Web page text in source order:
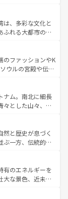
ンミュージッ
ハワイの魅力を彩
が待っているハ
（エアーズロッ
ンズの熱帯雨林な
やワイン、オージ
ーフィンやダイ
きにはたまらな
に味わいつくそ
は、多彩な文化と
ふれる大都市の台
ど、都市の喧騒
人に新しい発見と
台湾の食文化も魅
ティ豊かな料理
ンテンツ一覧を参
のファッションやK
ウルの宮殿や伝統
を楽しむことが
ストリートフード
。夜には、韓国な
を心ゆくまで味
国情報はコンテンツ一
ナム。南北に細長
々とした山々、世
古い町並みやホ
独特の雰囲気を
かさとおいしさで
ヒーなどは、ぜ
もあたたかい人々
れられない旅にな
と歴史が息づく
ぶ一方、伝統的な
イなどの山岳地
トやクラビの美し
できる。タイ料理
も異なる楽しみ
有のエネルギーを
大な景色、近未来
ポットが密集し